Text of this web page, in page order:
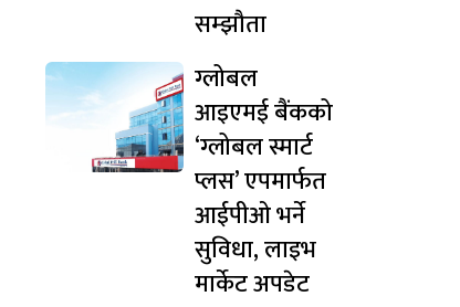
सम्झौता
ग्लोबल
आइएमई बैंकको
‘ग्लोबल स्मार्ट
प्लस’ एपमार्फत
आईपीओ भर्ने
सुविधा, लाइभ
मार्केट अपडेट